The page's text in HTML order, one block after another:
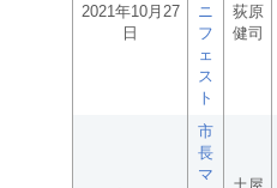
2021年10月27
日
ニ
フ
ェ
ス
ト
荻原
健司
市
長
マ